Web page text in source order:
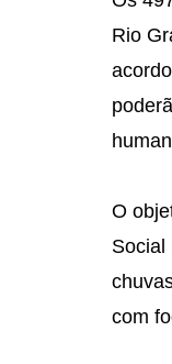
Rio
O
Social
com